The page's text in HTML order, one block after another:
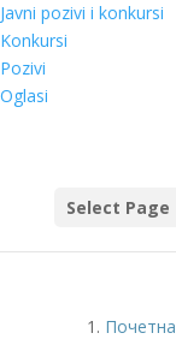
Javni pozivi i konkursi
Konkursi
Pozivi
Oglasi
Select Page
Почетна